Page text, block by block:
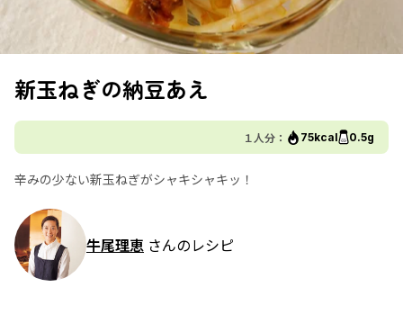
新玉ねぎの納豆あえ
１人分： 75kcal 0.5g
辛みの少ない新玉ねぎがシャキシャキッ！
牛尾理恵 さんのレシピ